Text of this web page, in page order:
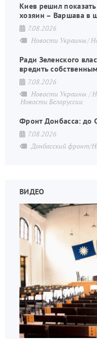
Киев решил
хозяин – Варшава в
7.08.2026
Новости Украины
Ради Зеленского
вредить
7.08.2026
Новости Украины
Новости Белоруссии
Фронт Донбасса: до
7.08.2026
Донбасский фронт/
ВИДЕО